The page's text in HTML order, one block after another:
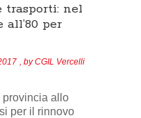
trasporti: nel
all’80 per
, byCGIL Vercelli
provincia allo
per il rinnovo